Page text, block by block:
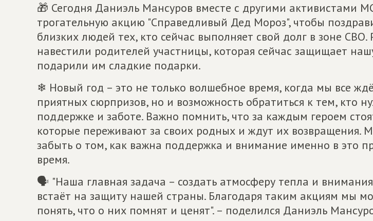
🎁 Сегодня Даниэль Мансуров вместе с другими активистами
трогательную акцию "Справедливый Дед Мороз", чтобы
близких людей тех, кто сейчас выполняет свой долг в зоне СВО.
навестили родителей участницы, которая сейчас защищает
подарили им сладкие подарки.
❄ Новый год – это не только волшебное время, когда мы все
приятных сюрпризов, но и возможность обратиться к тем, кто
поддержке и заботе. Важно помнить, что за каждым героем
которые переживают за своих родных и ждут их возвращения.
забыть о том, как важна поддержка и внимание именно в это
время.
🗣 "Наша главная задача – создать атмосферу тепла и
встаёт на защиту нашей страны. Благодаря таким акциям мы
понять, что о них помнят и ценят". – поделился Даниэль